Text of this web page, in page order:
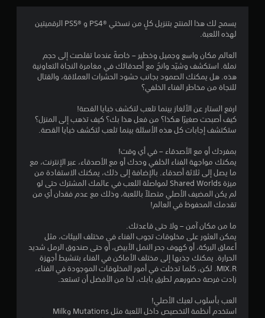
3
ن
م
ن
5
ج
و
يسمح لك هذا المنتج بتنزيل كلٍ من نسختي PS4®‎ و PS5®‎ الرقميتين
لهذه اللعبة.
العالم مكان واسع وجميل وخطير – خاصةً عندما تقلصت إلى حجم
نملة. استكشف وشيّد وانجُ مع أصدقائك في مغامرة النجاة التعاونية
هذه. هل يمكنك الصمود بجانب حشود الحشرات العملاقة، والقتال
للنجاة من مخاطر الفناء الخلفي؟
ارفع الستار عن الألغاز بينما تلعب لتكشف خبايا القصة!
كيف أصبحت صغيرًا هكذا؟ من فعل هذا بك؟ كيف تذهب إلى المنزل؟
ستكتشف إجابات كل هذه الأسئلة بينما تلعب لتكشف خبايا القصة.
بمفردك أو مع الأصدقاء – في أي وقت!
يمكنك مواجهة الفناء الخلفي وحدك أو مع الأصدقاء، عبر الإنترنت، مع
ما يصل إلى ثلاثة أصدقاء. بالإضافة إلى ذلك، يمكنك الاستفادة من
ميزة Shared Worlds لمواصلة اللعب في عالمك المشترك حتى لو
لم يكن المضيف الأصلي متصلاً باللعبة، وذلك مع عدم فقدان أي من
تقدمك المحفوظ في العالم!
ما من مكان آمن – ولا حتى قاعدتك.
يمكن العثور على مخلوقات تجوب الفناء في مختلف البيئات، مثل
أعماق البركة، أو كهوف جحر النمل الأبيض، أو حتى صندوق الرمل شديد
الحرارة. يمكنك جذبها إلى مختلف الأماكن في الفناء بتنشيط أجهزة
MIX.R. لكن، كلما تدخلت في أمور المخلوقات الموجودة في الفناء،
زادت فرصة حضورهم لطرق بابك، لذا من الأفضل أن تستعد.
العب بأسلوب لعبك الأصلي!
استخدم أنظمة التخصيص داخل اللعبة مثل Mutations وMilk